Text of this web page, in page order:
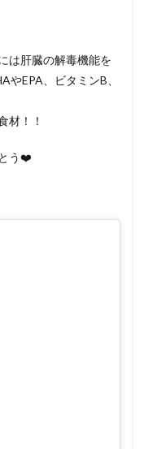
は肝臓の解毒機能を
やEPA、ビタミンB、
材！！
う❤️